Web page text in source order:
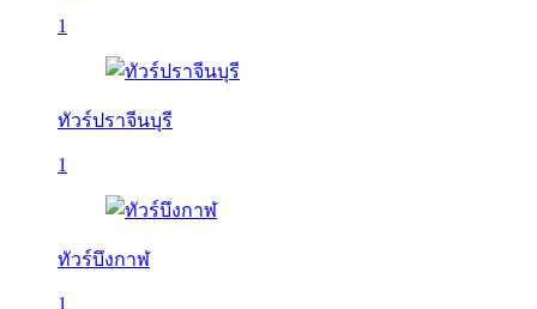
1
ทัวร์ปราจีนบุรี
1
ทัวร์บึงกาฬ
1